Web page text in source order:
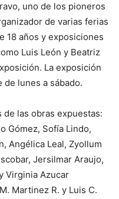
uno de los pioneros
de varias ferias
18 años y exposiciones
Luis León y Beatriz
La exposición
lunes a sábado.
las obras expuestas:
Gómez, Sofía Lindo,
Angélica Leal, Zyollum
Jersilmar Araujo,
Virginia Azucar
Martinez R. y Luis C.